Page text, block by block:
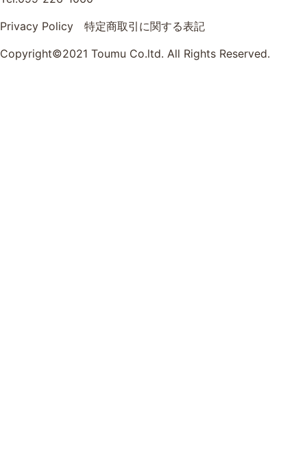
Privacy Policy
特定商取引に関する表記
Copyright©2021 Toumu Co.ltd. All Rights Reserved.